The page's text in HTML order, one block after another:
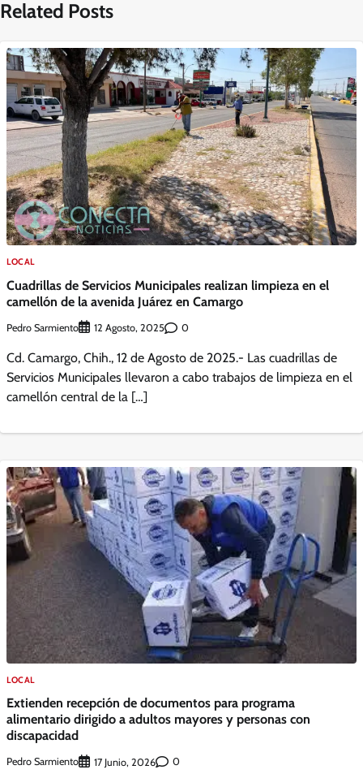
Related Posts
LOCAL
Cuadrillas de Servicios Municipales realizan limpieza en el
camellón de la avenida Juárez en Camargo
Pedro Sarmiento 12 Agosto, 2025 0
Cd. Camargo, Chih., 12 de Agosto de 2025.- Las cuadrillas de
Servicios Municipales llevaron a cabo trabajos de limpieza en el
camellón central de la […]
LOCAL
Extienden recepción de documentos para programa
alimentario dirigido a adultos mayores y personas con
discapacidad
Pedro Sarmiento 17 Junio, 2026 0